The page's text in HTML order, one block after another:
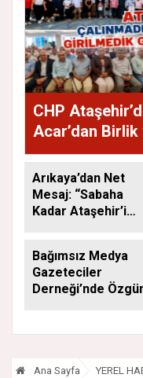
CHP
Acar’dan Birlik
Arıkaya’dan Net
Mesaj: “Sabaha
Kadar Ataşehir’i
Bağımsız Medya
Gazeteciler
Derneği’nde
Ana Sayfa YEREL